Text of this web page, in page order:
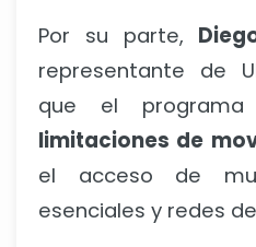
Por su parte,
representante de
que el
limitaciones de
el acceso de
esenciales y redes